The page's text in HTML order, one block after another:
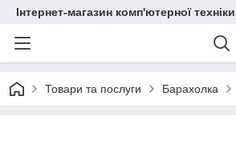
Інтернет-магазин комп'ютерної
Товари та послуги Барахолка